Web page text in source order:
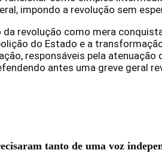
impondo a revolução sem
da revolução como mera
do Estado e a
responsáveis pela
antes uma greve geral
tanto de uma voz